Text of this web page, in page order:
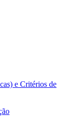
e Critérios de